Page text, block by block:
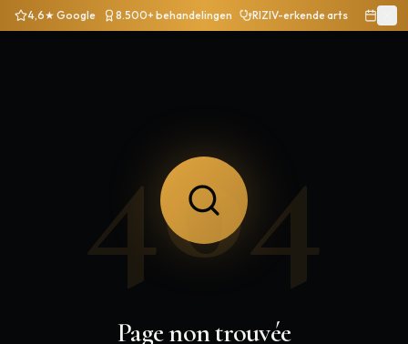
4,6★ Google 8.500+ behandelingen RIZIV-erkende arts
404
Page non trouvée